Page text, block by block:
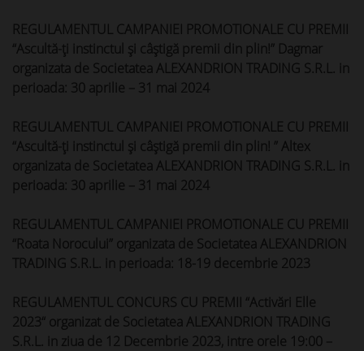
REGULAMENTUL CAMPANIEI PROMOTIONALE CU PREMII
“Ascultă-ți instinctul și câștigă premii din plin!” Dagmar
organizata de Societatea ALEXANDRION TRADING S.R.L. in
perioada: 30 aprilie – 31 mai 2024
REGULAMENTUL CAMPANIEI PROMOTIONALE CU PREMII
“Ascultă-ți instinctul și câștigă premii din plin! ” Altex
organizata de Societatea ALEXANDRION TRADING S.R.L. in
perioada: 30 aprilie – 31 mai 2024
REGULAMENTUL CAMPANIEI PROMOTIONALE CU PREMII
“Roata Norocului” organizata de Societatea ALEXANDRION
TRADING S.R.L. in perioada: 18-19 decembrie 2023
REGULAMENTUL CONCURS CU PREMII “Activări Elle
2023“ organizat de Societatea ALEXANDRION TRADING
S.R.L. in ziua de 12 Decembrie 2023, intre orele 19:00 –